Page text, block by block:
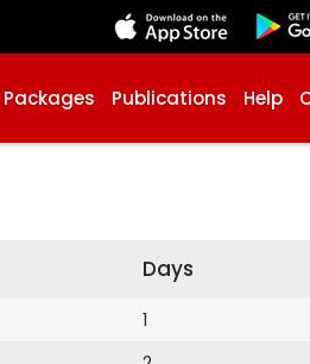
Packages Publications Help
Days
1